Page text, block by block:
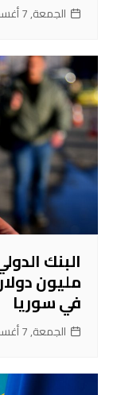
الجمعة, 7 أغسطس 2026, 19:54
مليون
في سوريا
الجمعة, 7 أغسطس 2026, 17:54